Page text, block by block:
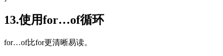
13.使用for…of循环
for…of比for更清晰易读。